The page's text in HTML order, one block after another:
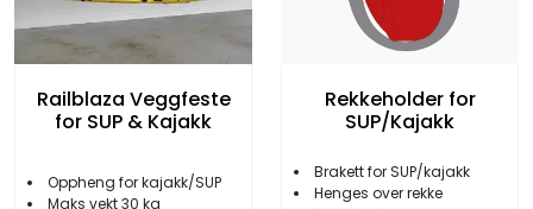
Railblaza Veggfeste
for SUP & Kajakk
Oppheng for kajakk/SUP
Maks vekt 30 kg
Rekkeholder for
SUP/Kajakk
Brakett for SUP/kajakk
Henges over rekke